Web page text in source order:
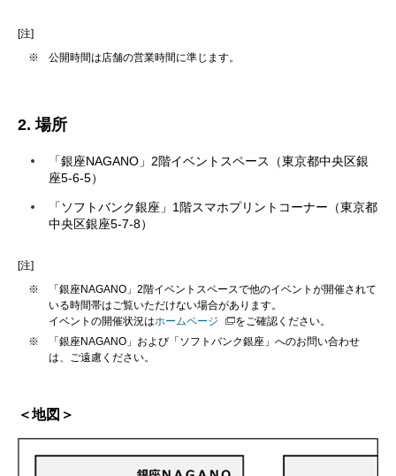
[注]
※
公開時間は店舗の営業時間に準じます。
2. 場所
「銀座NAGANO」2階イベントスペース（東京都中央区銀
座5-6-5）
「ソフトバンク銀座」1階スマホプリントコーナー（東京都
中央区銀座5-7-8）
[注]
※
「銀座NAGANO」2階イベントスペースで他のイベントが開催されて
いる時間帯はご覧いただけない場合があります。
イベントの開催状況はホームページ
をご確認ください。
※
「銀座NAGANO」および「ソフトバンク銀座」へのお問い合わせ
は、ご遠慮ください。
＜地図＞